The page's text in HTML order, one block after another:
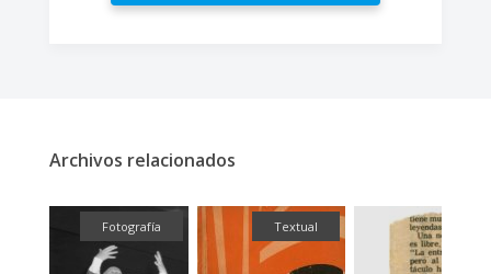
Archivos relacionados
Fotografía Textual